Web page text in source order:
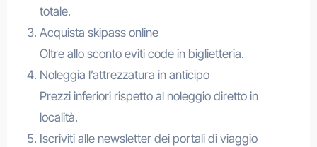
totale.
Acquista skipass online
Oltre allo sconto eviti code in biglietteria.
Noleggia l’attrezzatura in anticipo
Prezzi inferiori rispetto al noleggio diretto in
località.
Iscriviti alle newsletter dei portali di viaggio